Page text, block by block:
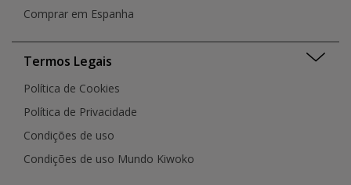
Comprar em Espanha
Termos Legais
Política de Cookies
Política de Privacidade
Condições de uso
Condições de uso Mundo Kiwoko